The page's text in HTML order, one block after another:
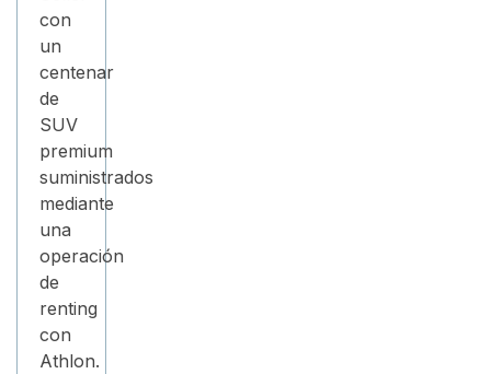
con
un
centenar
de
SUV
premium
suministrados
mediante
una
operación
de
renting
con
Athlon.